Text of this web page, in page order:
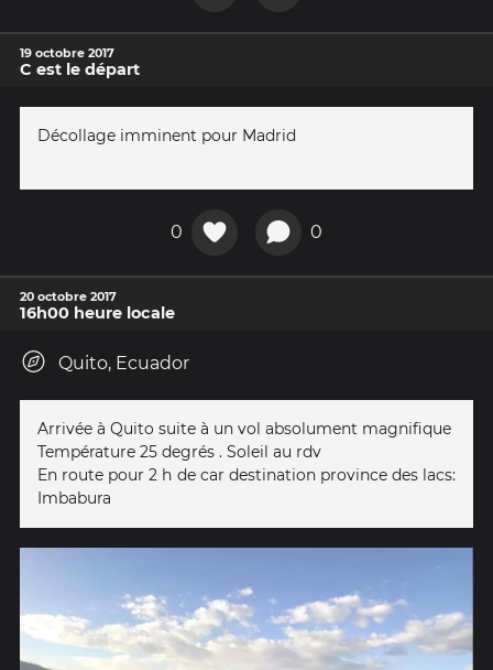
19 octobre 2017
C est le départ
Décollage imminent pour Madrid
0 0
20 octobre 2017
16h00 heure locale
Quito, Ecuador
Arrivée à Quito suite à un vol absolument magnifique
Température 25 degrés . Soleil au rdv
En route pour 2 h de car destination province des lacs:
Imbabura